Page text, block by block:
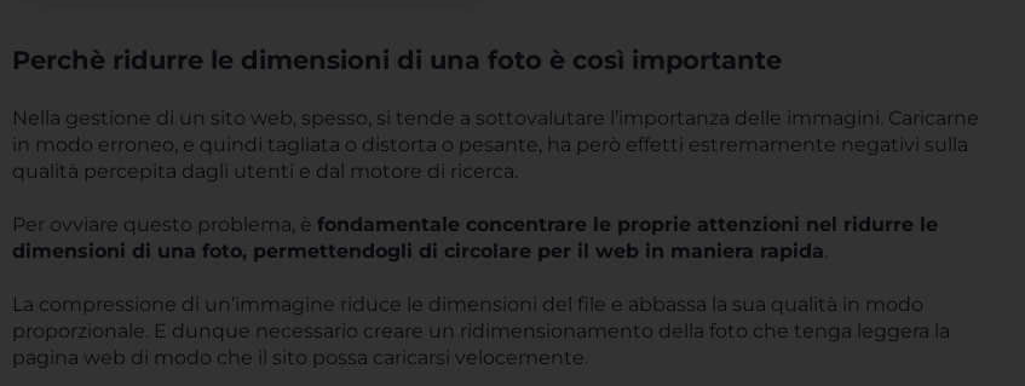
Perchè ridurre le dimensioni di una foto è così importante
Nella gestione di un sito web, spesso, si tende a sottovalutare l’importanza delle immagini. Caricarne
in modo erroneo, e quindi tagliata o distorta o pesante, ha però effetti estremamente negativi sulla
qualità percepita dagli utenti e dal motore di ricerca.
Per ovviare questo problema, è fondamentale concentrare le proprie attenzioni nel ridurre le
dimensioni di una foto, permettendogli di circolare per il web in maniera rapida.
La compressione di un’immagine riduce le dimensioni del file e abbassa la sua qualità in modo
proporzionale. E dunque necessario creare un ridimensionamento della foto che tenga leggera la
pagina web di modo che il sito possa caricarsi velocemente.